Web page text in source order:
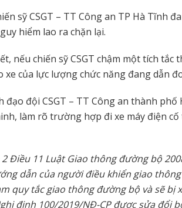
sỹ CSGT – TT Công an TP Hà Tĩnh
hiểm lao ra chặn lại.
nếu chiến sỹ CSGT chậm một tích tắc
xe của lực lượng chức năng đang dẫn
đạo đội CSGT – TT Công an thành phố
làm rõ trường hợp đi xe máy điện
Điều 11 Luật Giao thông đường bộ
dẫn của người điều khiển giao
quy tắc giao thông đường bộ và sẽ bị
định 100/2019/NĐ-CP được sửa đổi